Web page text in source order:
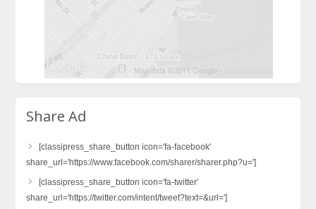
Share Ad
[classipress_share_button icon='fa-facebook'
share_url='https://www.facebook.com/sharer/sharer.php?u=']
[classipress_share_button icon='fa-twitter'
share_url='https://twitter.com/intent/tweet?text=&url=']